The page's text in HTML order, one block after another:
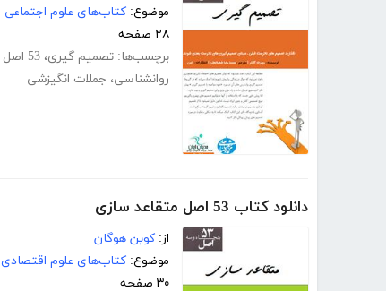
موضوع: کتاب‌های علوم اجتماعی
۲۸ صفحه
برچسب‌ها: تصمیم گیری، 53 اصل تصمیم گیری
روانشناسی، جملات انگیزشی
دانلود کتاب 53 اصل متقاعد سازی
از: کوین هوگان
موضوع: کتاب‌های علوم اقتصادی
۳۰ صفحه